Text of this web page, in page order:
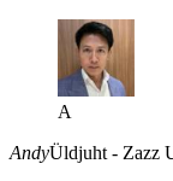
A
AndyÜldjuht - Zazz